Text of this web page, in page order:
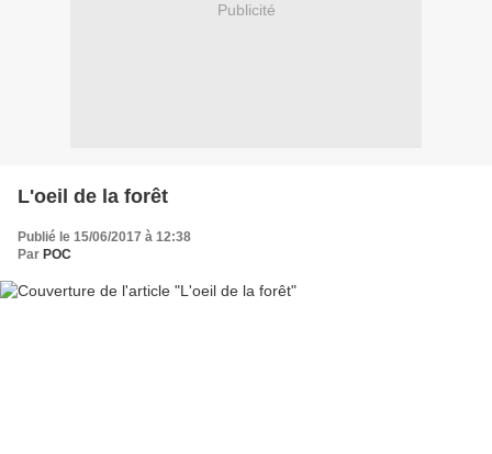
Publicité
L'oeil de la forêt
Publié le 15/06/2017 à 12:38
Par POC